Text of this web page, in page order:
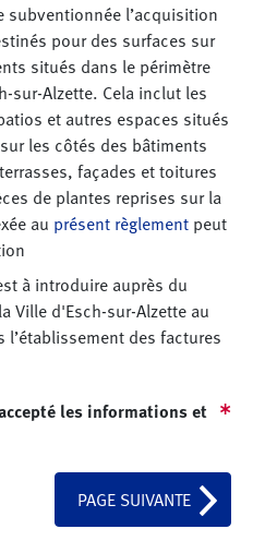
subventionnée l’acquisition
pour des surfaces sur
situés dans le périmètre
sur-Alzette. Cela inclut les
et autres espaces situés
les côtés des bâtiments
façades et toitures
de plantes reprises sur la
au présent règlement peut
à introduire auprès du
Ville d'Esch-sur-Alzette au
l’établissement des factures
les informations et
PAGE SUIVANTE